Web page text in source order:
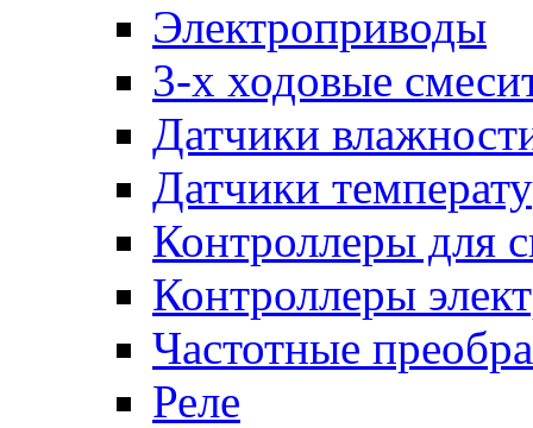
Электроприводы
3-х ходовые
Датчики
Датчики
Контроллеры для
Контроллеры
Частотные
Реле